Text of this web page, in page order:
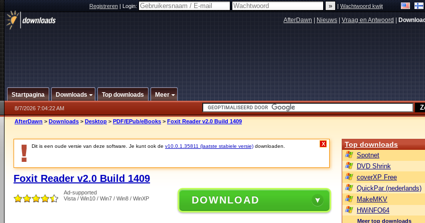
Registreren|Login: |Wachtwoord kwijt
AfterDawn Nieuws Vraag en Antwoord
Startpagina Downloads Top downloads Meer
8/7/2026 7:04:22 AM
AfterDawn > Downloads > Desktop > PDF/EPub/eBooks > Foxit Reader v2.0 Build 1409
Dit is een oude versie van deze software. Je kunt ook de v10.0.1.35811 (laatste stabiele versie) downloaden. X
Foxit Reader v2.0 Build 1409
Ad-supported
Vista / Win10 / Win7 / Win8 / WinXP
DOWNLOAD
Top downloads
Spotnet
DVD Shrink
coverXP Free
QuickPar (nederlands)
MakeMKV
HWiNFO64
Meer top downloads